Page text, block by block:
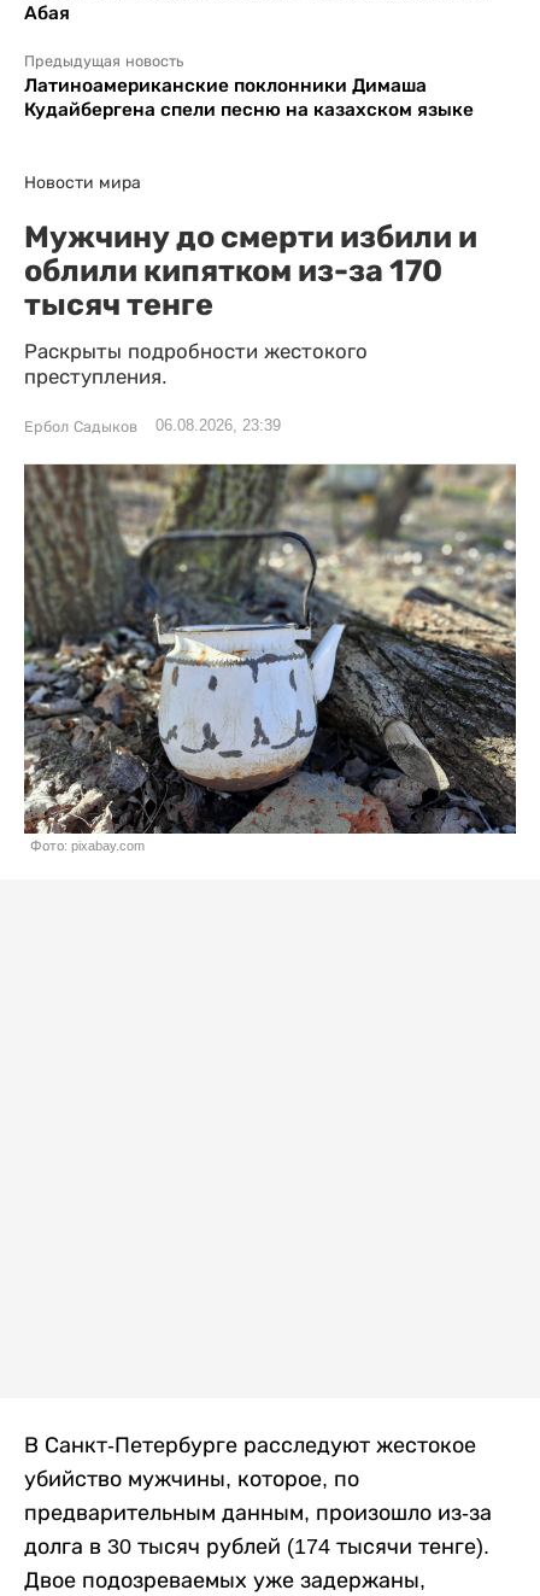
Абая
Предыдущая новость
Латиноамериканские поклонники Димаша
Кудайбергена спели песню на казахском языке
Новости мира
Мужчину до смерти избили и
облили кипятком из-за 170
тысяч тенге
Раскрыты подробности жестокого
преступления.
Ербол Садыков 06.08.2026, 23:39
Фото: pixabay.com
В Санкт-Петербурге расследуют жестокое
убийство мужчины, которое, по
предварительным данным, произошло из-за
долга в 30 тысяч рублей (174 тысячи тенге).
Двое подозреваемых уже задержаны,